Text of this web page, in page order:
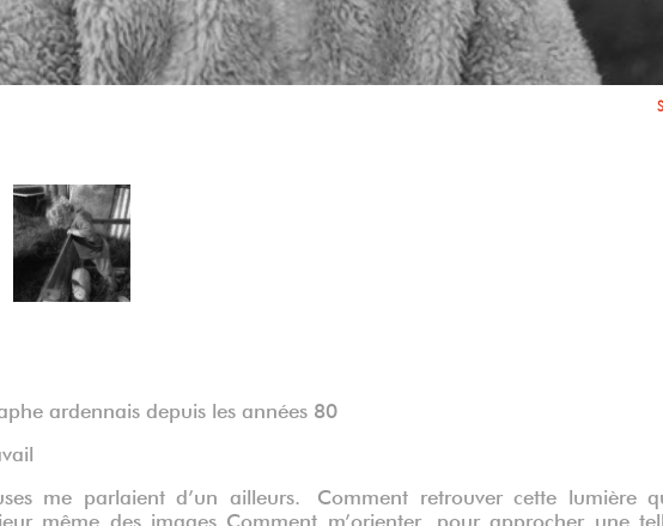
ardennais depuis les années 80
me parlaient d’un ailleurs. Comment retrouver cette lumière
même des images Comment m’orienter pour approcher une